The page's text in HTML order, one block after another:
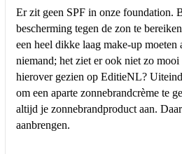
Er zit geen SPF in onze foundation. Bewust niet. Om de juiste
bescherming tegen de zon te
een heel dikke laag make-up moeten
niemand; het ziet er ook niet zo
hierover gezien op EditieNL?
om een aparte zonnebrandcrème te
altijd je zonnebrandproduct aan.
aanbrengen.